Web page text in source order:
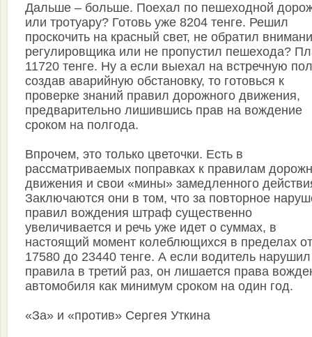
Дальше – больше. Поехал по пешеходной
или тротуару? Готовь уже 8204 тенге. Решил
проскочить на красный свет, не обратил
регулировщика или не пропустил пешехода?
11720 тенге. Ну а если выехал на встречную
создав аварийную обстановку, то готовься к
проверке знаний правил дорожного движения,
предварительно лишившись прав на вождение
сроком на полгода.
Впрочем, это только цветочки. Есть в
рассматриваемых поправках к правилам
движения и свои «мины» замедленного
Заключаются они в том, что за повторное
правил вождения штраф существенно
увеличивается и речь уже идет о суммах, в
настоящий момент колеблющихся в пределах от
17580 до 23440 тенге. А если водитель нарушил
правила в третий раз, он лишается права
автомобиля как минимум сроком на один год.
«За» и «против» Сергея Уткина